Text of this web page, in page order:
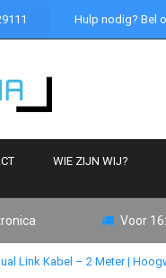
Hulp nodig? Bel
WIE ZIJN WIJ?
Voor
Link Kabel – 2 Meter |